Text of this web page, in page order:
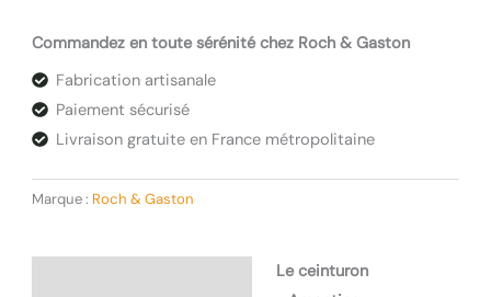
Commandez en toute sérénité chez Roch & Gaston
Fabrication artisanale
Paiement sécurisé
Livraison gratuite en France métropolitaine
Marque : Roch & Gaston
Le ceinturon